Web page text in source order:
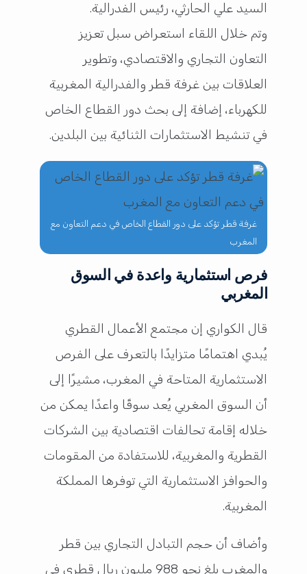
السيد علي الحارثي، رئيس الفدرالية.
وتم خلال اللقاء استعراض سبل تعزيز
التعاون التجاري والاقتصادي، وتطوير
العلاقات بين غرفة قطر والفدرالية المغربية
للكهرباء، إضافة إلى بحث دور القطاع الخاص
في تنشيط الاستثمارات الثنائية بين البلدين.
غرفة قطر تؤكد على دور القطاع الخاص في دعم التعاون مع
المغرب
فرص استثمارية واعدة في السوق
المغربي
قال الكواري إن مجتمع الأعمال القطري
يُبدي اهتمامًا متزايدًا بالتعرف على الفرص
الاستثمارية المتاحة في المغرب، مشيرًا إلى
أن السوق المغربي يُعد سوقًا واعدًا يمكن من
خلاله إقامة تحالفات اقتصادية بين الشركات
القطرية والمغربية، للاستفادة من المقومات
والحوافز الاستثمارية التي توفرها المملكة
المغربية.
وأضاف أن حجم التبادل التجاري بين قطر
والمغرب بلغ نحو 988 مليون ريال قطري في